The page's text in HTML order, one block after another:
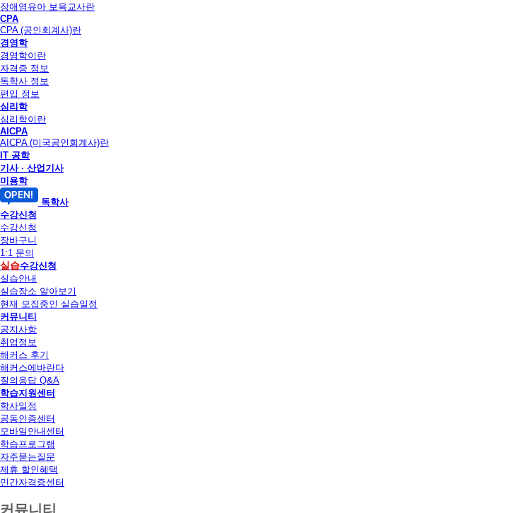
장애영유아 보육교사란
CPA
CPA (공인회계사)란
경영학
경영학이란
자격증 정보
독학사 정보
편입 정보
심리학
심리학이란
AICPA
AICPA (미국공인회계사)란
IT 공학
기사 · 산업기사
미용학
독학사
수강신청
수강신청
장바구니
1:1 문의
실습수강신청
실습안내
실습장소 알아보기
현재 모집중인 실습일정
커뮤니티
공지사항
취업정보
해커스 후기
해커스에바란다
질의응답 Q&A
학습지원센터
학사일정
공동인증센터
모바일안내센터
학습프로그램
자주묻는질문
제휴 할인혜택
민간자격증센터
커뮤니티